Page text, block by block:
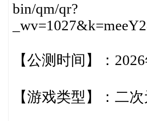
bin/qm/qr?
【公测时间】：
【游戏类型】：二